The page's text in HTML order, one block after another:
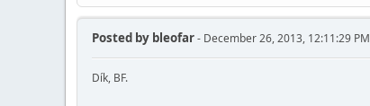
Posted by bleofar- December 26, 2013, 12:11:29 PM
Dík, BF.